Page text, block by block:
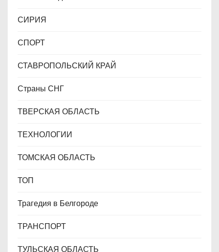
СИРИЯ
СПОРТ
СТАВРОПОЛЬСКИЙ КРАЙ
Страны СНГ
ТВЕРСКАЯ ОБЛАСТЬ
ТЕХНОЛОГИИ
ТОМСКАЯ ОБЛАСТЬ
ТОП
Трагедия в Белгороде
ТРАНСПОРТ
ТУЛЬСКАЯ ОБЛАСТЬ